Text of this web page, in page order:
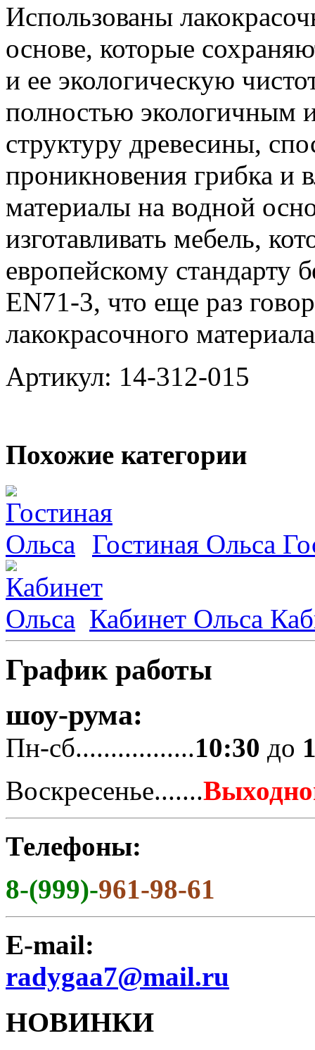
Использованы
основе, которые
и ее экологическую
полностью экологичным
структуру древесины,
проникновения грибка и
материалы на водной
изготавливать мебель,
европейскому стандарту
EN71-3, что еще раз
лакокрасочного
Артикул: 14-312-015
Похожие категории
Гостиная Ольса
Кабинет Ольса
График работы
шоу-рума:
Пн-сб.................10:30 до
Воскресенье.......
Телефоны:
8-(999)-961-98-61
E-mail:
radygaa7@mail.ru
НОВИНКИ